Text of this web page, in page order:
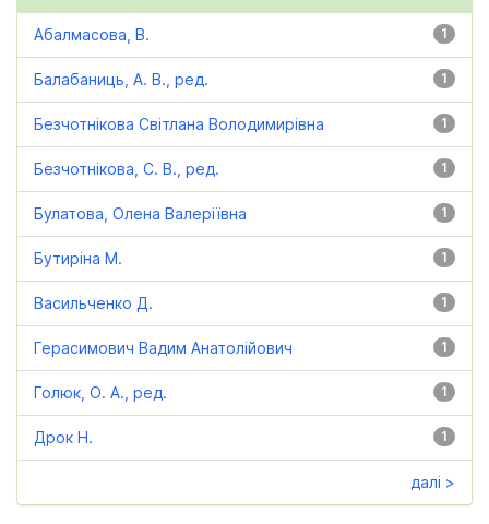
1
Абалмасова, В.
1
Балабаниць, А. В., ред.
1
Безчотнікова Світлана Володимирівна
1
Безчотнікова, С. В., ред.
1
Булатова, Олена Валеріївна
1
Бутиріна М.
1
Васильченко Д.
1
Герасимович Вадим Анатолійович
1
Голюк, О. А., ред.
1
Дрок Н.
далі >